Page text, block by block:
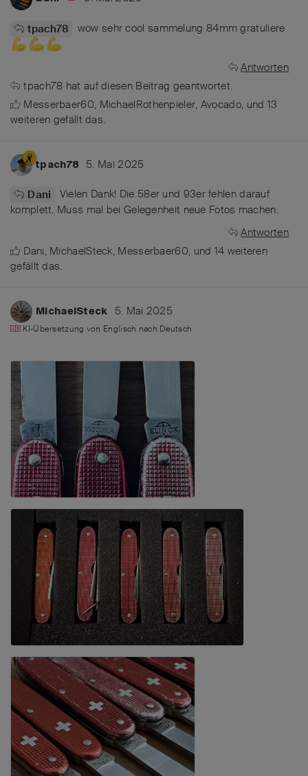
tpach78 wow sehr cool sammelung 84mm gratuliere
Antworten
tpach78 hat auf diesen Beitrag geantwortet.
Messerbaer60, MichaelRothenpieler, Avocado, und 13
weiteren gefällt das.
tpach78 5. Mai 2025
Dani
Vielen Dank! Die 58er und 93er fehlen darauf
komplett. Muss mal bei Gelegenheit neue Fotos machen.
Antworten
Dani, MichaelSteck, Messerbaer60, und 14 weiteren
gefällt das.
MichaelSteck 5. Mai 2025
KI-Übersetzung von Englisch nach Deutsch